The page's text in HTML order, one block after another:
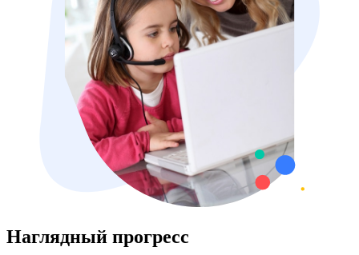
Наглядный прогресс